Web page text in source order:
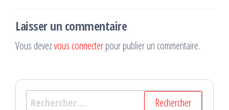
Laisser un commentaire
Vous devezvous connecterpour publier un commentaire.
Rechercher :